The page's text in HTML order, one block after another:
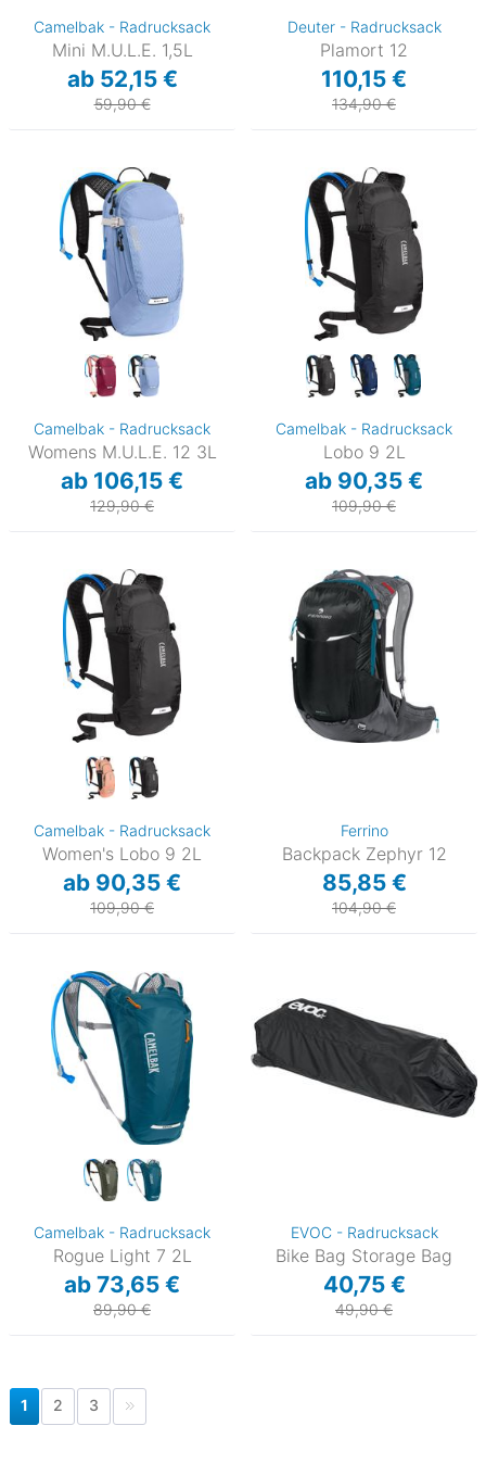
Camelbak - Radrucksack
Mini M.U.L.E. 1,5L
ab 52,15 €
59,90 €
Deuter - Radrucksack
Plamort 12
110,15 €
134,90 €
Camelbak - Radrucksack
Womens M.U.L.E. 12 3L
ab 106,15 €
129,90 €
Camelbak - Radrucksack
Lobo 9 2L
ab 90,35 €
109,90 €
Camelbak - Radrucksack
Women's Lobo 9 2L
ab 90,35 €
109,90 €
Ferrino
Backpack Zephyr 12
85,85 €
104,90 €
Camelbak - Radrucksack
Rogue Light 7 2L
ab 73,65 €
89,90 €
EVOC - Radrucksack
Bike Bag Storage Bag
40,75 €
49,90 €
1 2 3